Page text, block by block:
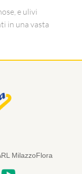
e ulivi
in una vasta
MilazzoFlora